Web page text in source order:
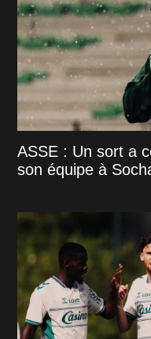
ASSE : Un sort a
son équipe à